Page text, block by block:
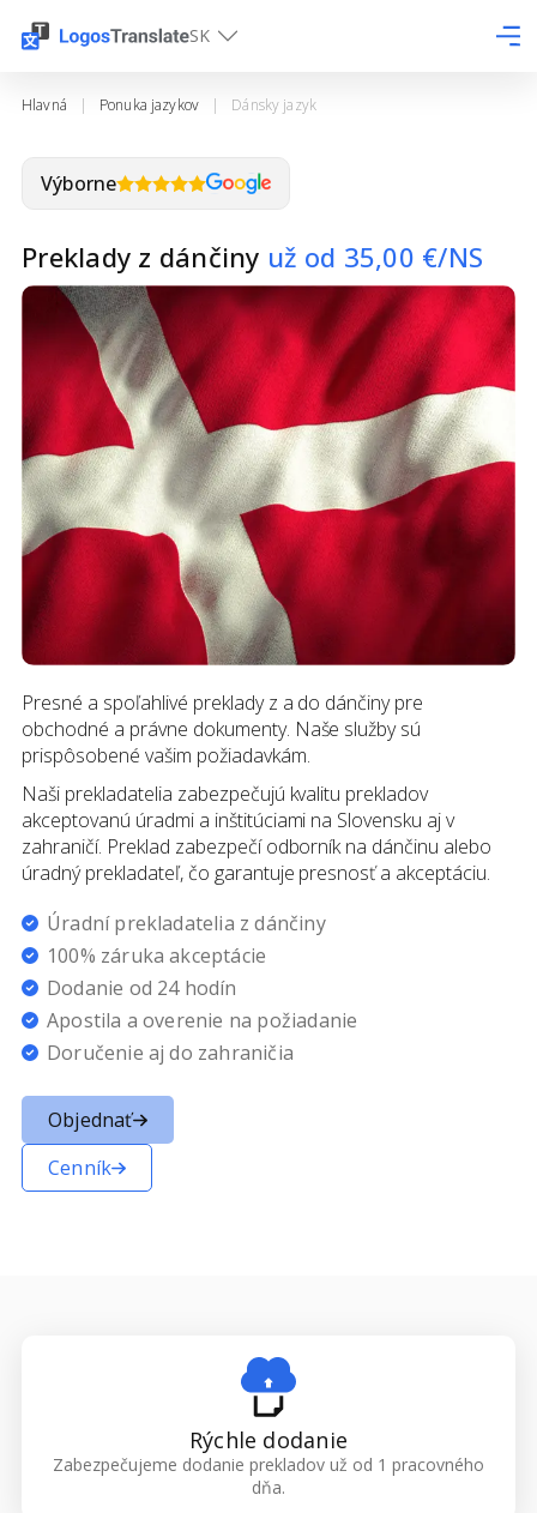
SK
Hlavná | Ponuka jazykov | Dánsky jazyk
Výborne
Preklady z dánčiny už od 35,00 €/NS
Presné a spoľahlivé preklady z a do dánčiny pre
obchodné a právne dokumenty. Naše služby sú
prispôsobené vašim požiadavkám.
Naši prekladatelia zabezpečujú kvalitu prekladov
akceptovanú úradmi a inštitúciami na Slovensku aj v
zahraničí. Preklad zabezpečí odborník na dánčinu alebo
úradný prekladateľ, čo garantuje presnosť a akceptáciu.
Úradní prekladatelia z dánčiny
100% záruka akceptácie
Dodanie od 24 hodín
Apostila a overenie na požiadanie
Doručenie aj do zahraničia
Objednať
Cenník
Rýchle dodanie
Zabezpečujeme dodanie prekladov už od 1 pracovného
dňa.